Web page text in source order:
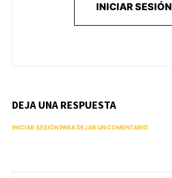
INICIAR SESIÓN
DEJA UNA RESPUESTA
INICIAR SESIÓN PARA DEJAR UN COMENTARIO